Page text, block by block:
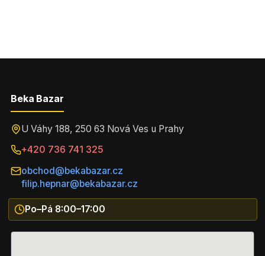
Beka Bazar
U Váhy 188, 250 63 Nová Ves u Prahy
+420 736 741 325
obchod@bekabazar.cz
filip.hepnar@bekabazar.cz
Po–Pá 8:00–17:00